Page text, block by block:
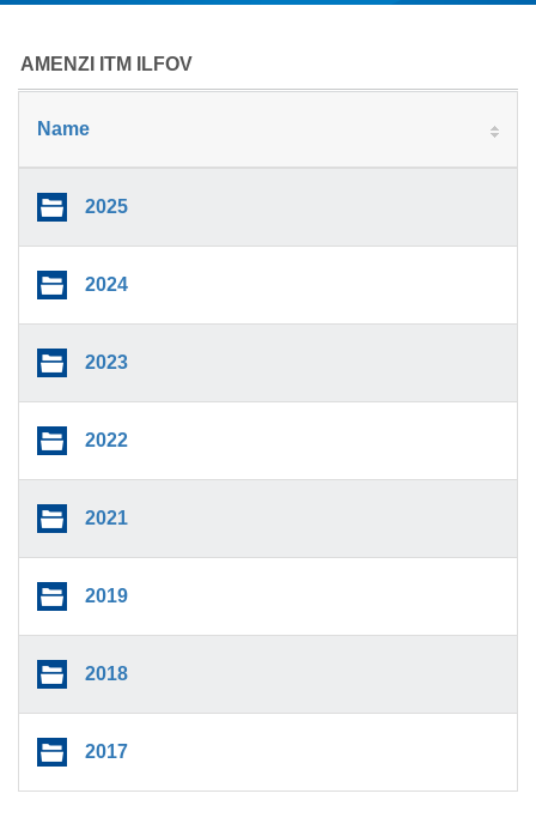
AMENZI ITM ILFOV
Name
2025
2024
2023
2022
2021
2019
2018
2017